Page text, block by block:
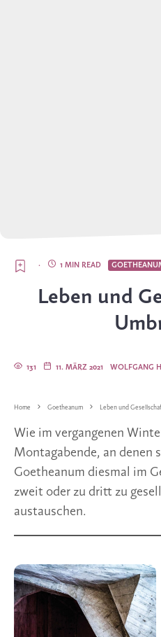
1 MIN READ
·
Leben und
WOLFGANG
11. MÄRZ 2021
131
Home Goetheanum Leben und
Wie im vergangenen
Montagabende, an denen
Goetheanum diesmal im
zweit oder zu dritt zu
austauschen.